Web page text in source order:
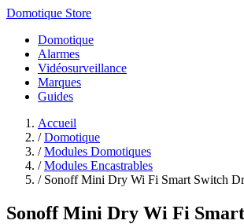
Domotique Store
Domotique
Alarmes
Vidéosurveillance
Marques
Guides
Accueil
/ Domotique
/ Modules Domotiques
/ Modules Encastrables
/ Sonoff Mini Dry Wi Fi Smart Switch
Sonoff Mini Dry Wi Fi